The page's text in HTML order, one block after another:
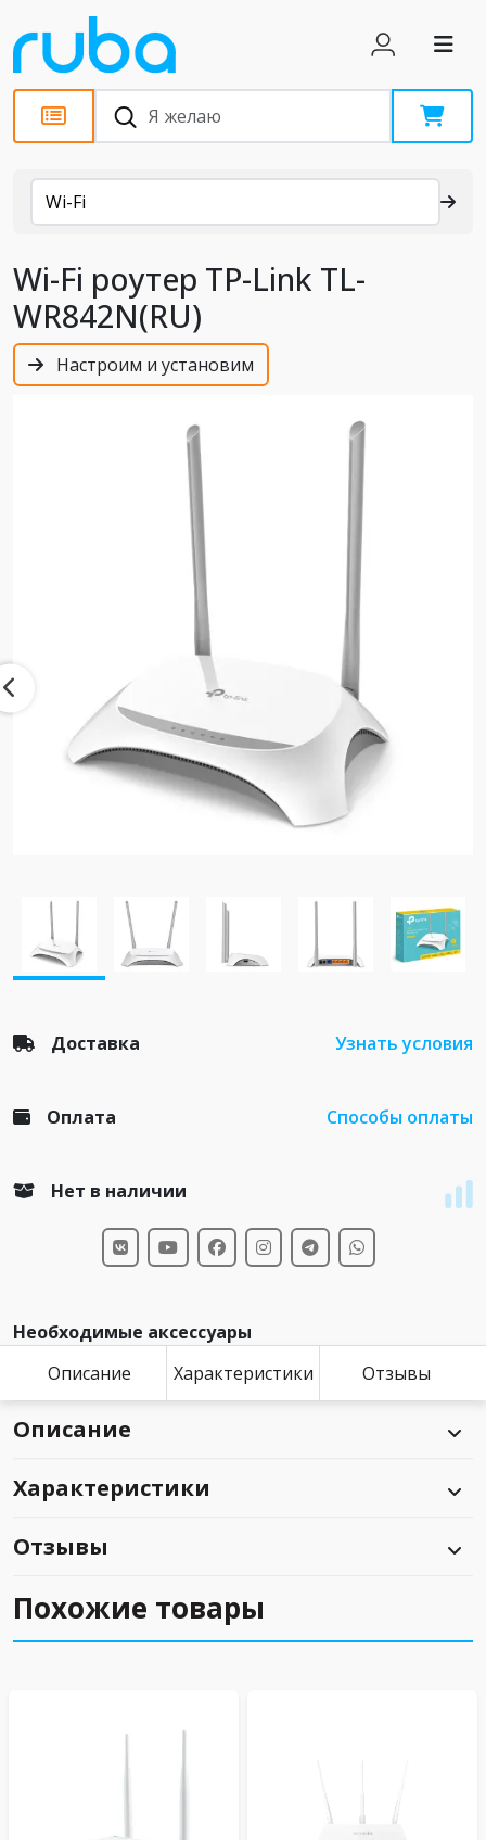
Каталог
Wi-Fi
Wi-Fi роутер TP-Link TL-
WR842N(RU)
Настроим и установим
Доставка Узнать условия
Оплата Способы оплаты
Нет в наличии
Необходимые аксессуары
Описание
Характеристики Отзывы
Описание
Характеристики
Отзывы
Похожие товары